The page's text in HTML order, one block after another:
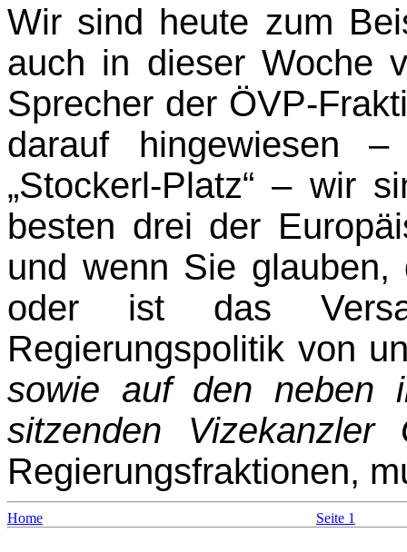
Wir sind heute zum
auch in dieser Woche
Sprecher der ÖVP-
darauf hin­gewiesen
„Stockerl-Platz“ – wir
besten drei der
und wenn Sie
oder ist das
Regierungspolitik von
sowie auf den neben
sitzenden
Regierungsfraktionen,
Home Seite 1